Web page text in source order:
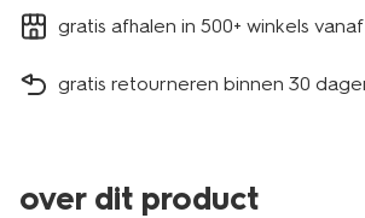
gratis afhalen in 500+ winkels vanaf
gratis retourneren binnen 30
over dit product